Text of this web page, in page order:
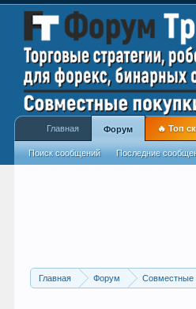
Главная Форум Совместные
Главная Форум
Поиск сообщений Последние
🔥 Топ